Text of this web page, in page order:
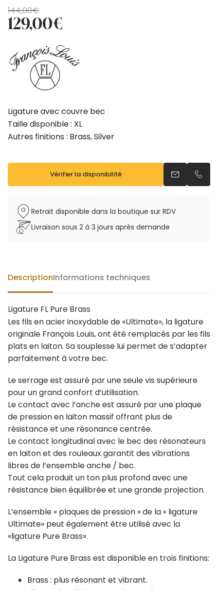
144,00€
Le
prix
initial
était :
144,00€.
129,00€
Le
prix
actuel
129,00€.
Ligature avec couvre bec
Taille disponible : XL
Autres finitions : Brass, Silver
Vérifier la disponibilité Envoyer un
Retrait disponible dans la boutique sur RDV
Livraison sous 2 à 3 jours après demande
DescriptionInformations techniques
Ligature FL Pure Brass
Les fils en acier inoxydable de «Ultimate», la ligature
originale François Louis, ont été remplacés par les fils
plats en laiton. Sa souplesse lui permet de s’adapter
parfaitement à votre bec.
Le serrage est assuré par une seule vis supérieure
pour un grand confort d’utilisation.
Le contact avec l’anche est assuré par une plaque
de pression en laiton massif offrant plus de
résistance et une résonance centrée.
Le contact longitudinal avec le bec des résonateurs
en laiton et des rouleaux garantit des vibrations
libres de l’ensemble anche / bec.
Tout cela produit un ton plus profond avec une
résistance bien équilibrée et une grande projection.
L’ensemble « plaques de pression » de la « ligature
Ultimate» peut également être utilisé avec la
«ligature Pure Brass».
La Ligature Pure Brass est disponible en trois finitions:
Brass : plus résonant et vibrant.